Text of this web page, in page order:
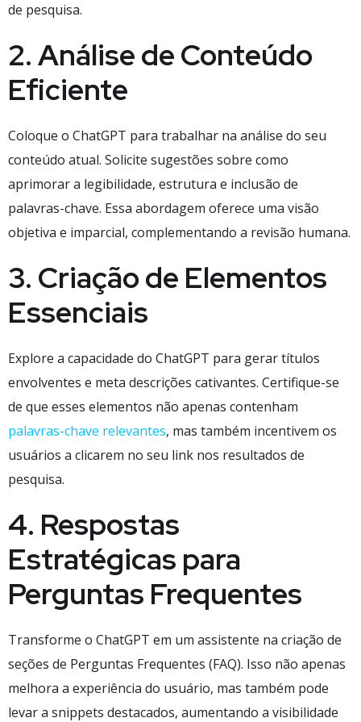
de pesquisa.
2. Análise de Conteúdo
Eficiente
Coloque o ChatGPT para trabalhar na análise do seu
conteúdo atual. Solicite sugestões sobre como
aprimorar a legibilidade, estrutura e inclusão de
palavras-chave. Essa abordagem oferece uma visão
objetiva e imparcial, complementando a revisão humana.
3. Criação de Elementos
Essenciais
Explore a capacidade do ChatGPT para gerar títulos
envolventes e meta descrições cativantes. Certifique-se
de que esses elementos não apenas contenham
palavras-chave relevantes, mas também incentivem os
usuários a clicarem no seu link nos resultados de
pesquisa.
4. Respostas
Estratégicas para
Perguntas Frequentes
Transforme o ChatGPT em um assistente na criação de
seções de Perguntas Frequentes (FAQ). Isso não apenas
melhora a experiência do usuário, mas também pode
levar a snippets destacados, aumentando a visibilidade